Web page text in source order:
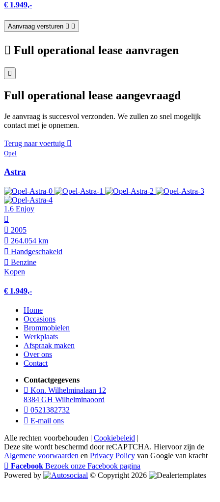
€ 1.949,-
Aanvraag versturen
Full operational lease aanvragen
Full operational lease aangevraagd
Je aanvraag is succesvol verzonden. We zullen zo snel mogelijk
contact met je opnemen.
Terug naar voertuig
Opel
Astra
1.6 Enjoy
2005
264.054 km
Hand­geschakeld
Benzine
Kopen
€ 1.949,-
Home
Occasions
Brommobielen
Werkplaats
Afspraak maken
Over ons
Contact
Contactgegevens
Kon. Wilhelminalaan 12
8384 GH Wilhelminaoord
0521382732
E-mail ons
Alle rechten voorbehouden | Cookiebeleid |
Deze site wordt beschermd door reCAPTCHA. Hiervoor zijn de
Algemene voorwaarden en Privacy Policy van Google van kracht
Facebook Bezoek onze Facebook pagina
Powered by
© Copyright 2026